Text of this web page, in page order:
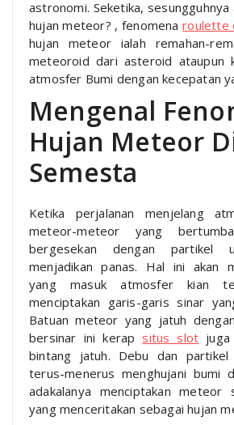
astronomi. Seketika,
hujan meteor? , fenomenaroulette
hujan meteor ialah remahan-
meteoroid dari asteroid ataupun
atmosfer Bumi dengan kecepatan
Mengenal
Hujan Meteor
Semesta
Ketika perjalanan menjelang
meteor-meteor yang
bergesekan dengan partikel
menjadikan panas. Hal ini akan
yang masuk atmosfer kian
menciptakan garis-garis sinar
Batuan meteor yang jatuh
bersinar ini kerap situs slot
bintang jatuh. Debu dan
terus-menerus menghujani bumi
adakalanya menciptakan
yang menceritakan sebagai hujan